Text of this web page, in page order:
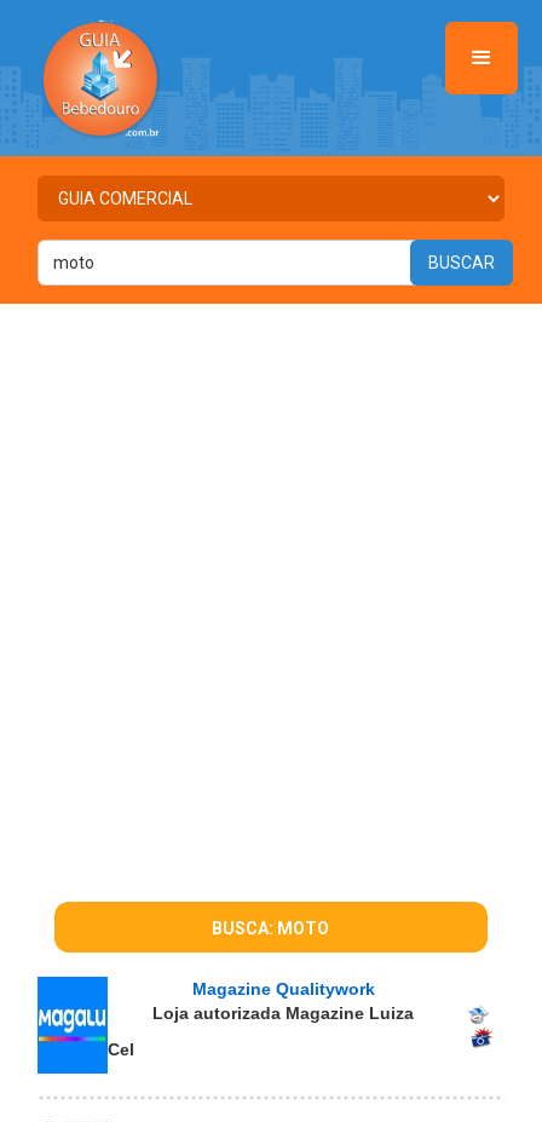
BUSCA: MOTO
Magazine Qualitywork
Loja autorizada Magazine Luiza
Cel